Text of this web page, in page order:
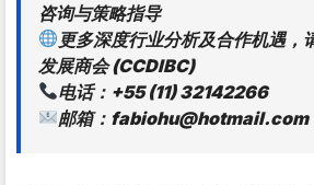
咨询与策略指导
更多深度行业分析及合作机遇，
发展商会 (CCDIBC)
电话：+55 (11) 32142266
邮箱：fabiohu@hotmail.com